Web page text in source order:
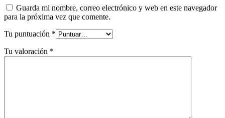
Guarda mi nombre, correo electrónico y web en este navegador
para la próxima vez que comente.
Tu puntuación *
Tu valoración *